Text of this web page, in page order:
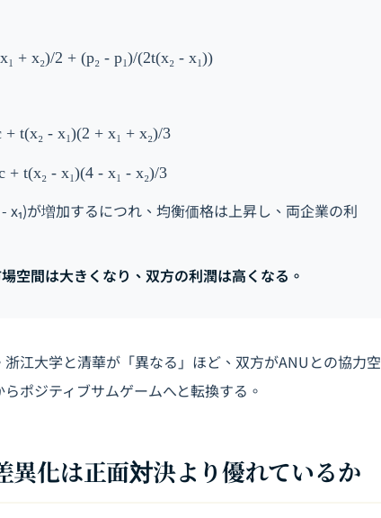
+ x₂)/2 + (p₂ - p₁)/(2t(x₂ - x₁))
+ t(x₂ - x₁)(2 + x₁ + x₂)/3
+ t(x₂ - x₁)(4 - x₁ - x₂)/3
x₁)が増加するにつれ、均衡価格は上昇し、両企業の利
空間は大きくなり、双方の利潤は高くなる。
江大学と清華が「異なる」ほど、双方がANUとの協力空
ポジティブサムゲームへと転換する。
異化は正面対決より優れているか